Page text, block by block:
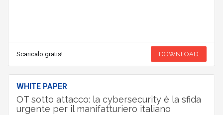
Scaricalo gratis! DOWNLOAD
WHITE PAPER
OT sotto attacco: la cybersecurity è la sfida
urgente per il manifatturiero italiano